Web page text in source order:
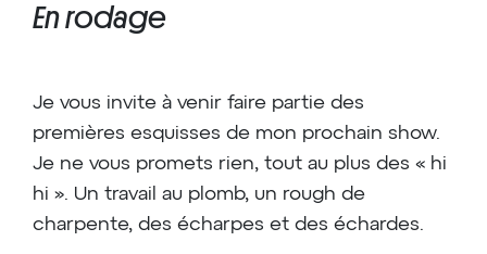
En rodage
Je vous invite à venir faire partie des
premières esquisses de mon prochain show.
Je ne vous promets rien, tout au plus des « hi
hi ». Un travail au plomb, un rough de
charpente, des écharpes et des échardes.